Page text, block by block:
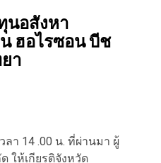
นอสังหา
ฮอไรซอน บีช
า
ลา 14 .00 น. ที่ผ่านมา ผู้
ให้เกียรติจังหวัด